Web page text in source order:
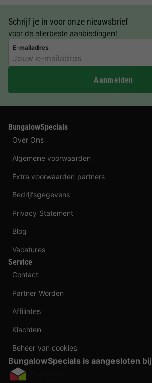
Schrijf je in voor onze nieuwsbrief
voor de allerbeste aanbiedingen!
E-mailadres
Aanmelden
BungalowSpecials
Over Ons
Algemene voorwaarden
Extra voorwaarden partners
Bedrijfsgegevens
Privacy Statement
Blog
Vacatures
Service
Contact
Partner Worden
Affiliates
Klachten
Beheer van cookies
BungalowSpecials is aangesloten bij